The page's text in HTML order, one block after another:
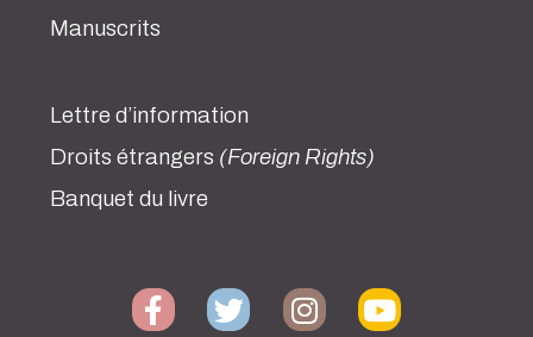
Manuscrits
Lettre d’information
Droits étrangers (Foreign Rights)
Banquet du livre